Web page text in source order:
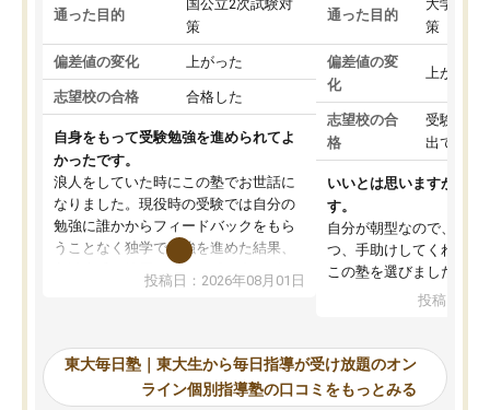
通った目的
国公立2次試験対
策
偏差値の変化 上がった
志望校の合格 合格した
自身をもって受験勉強を進められてよ
かったです。
浪人をしていた時にこの塾でお世話に
なりました。現役時の受験では自分の
勉強に誰かからフィードバックをもら
うことなく独学で勉強を進めた結果、
入試本番に地歴の学習が間に合わず不
合格となってしまいました。その経験
東大毎日塾にたどり着きました。学習
の長期計画や日々の勉強のやり方につ
いて客観的なアドバイスをいただけた
投稿日：2026年08月01日
通った目的
大学入学
策
偏差値の変
化
上がった
志望校の合
格
受験して
出ていな
いいとは思いますが、料
す。
自分が朝型なので、自習
つ、手助けしてくれる設
この塾を選びました。
投稿日：
東大毎日塾｜東大生から毎日指導が受け放題のオン
ライン個別指導塾の口コミをもっとみる